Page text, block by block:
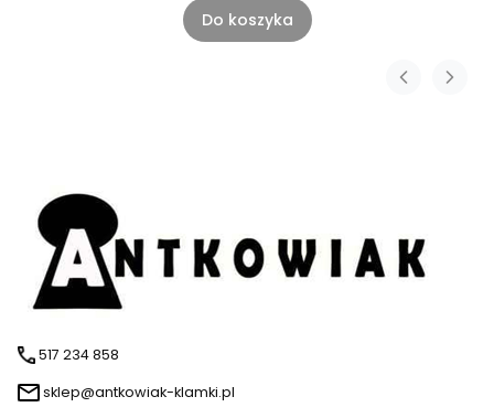
Do koszyka
517 234 858
sklep@antkowiak-klamki.pl